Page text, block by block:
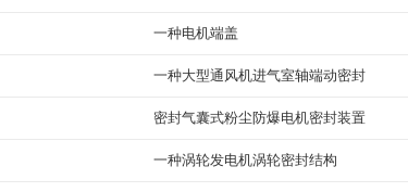
一种电机端盖
一种大型通风机进气室轴端动密封
密封气囊式粉尘防爆电机密封装置
一种涡轮发电机涡轮密封结构